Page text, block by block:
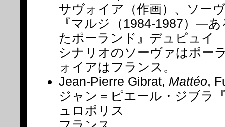
サヴォイア（作画）、ソー
『マルジ（1984-1987）―
たポーランド』デュピュイ
シナリオのソーヴァはポー
ォイアはフランス。
Jean-Pierre Gibrat, Mattéo,
ジャン＝ピエール・ジブラ
ュロポリス